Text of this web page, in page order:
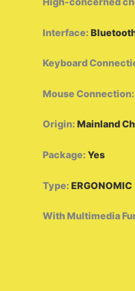
Interface:
Keyboard
Mouse Connection:
Origin: Mainland
Package: Yes
Type: ERGONOMIC
With Multimedia